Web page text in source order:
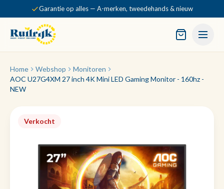
Garantie op alles — A-merken, tweedehands & nieuw
Home Webshop
Monitoren
AOC U27G4XM 27 inch 4K Mini LED Gaming Monitor - 160hz -
NEW
Verkocht